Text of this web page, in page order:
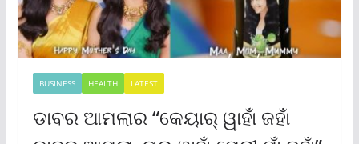
BUSINESS HEALTH LATEST
ଡାବର ଆମଲାର “କେୟାର୍ ୱାହାଁ ଜହାଁ